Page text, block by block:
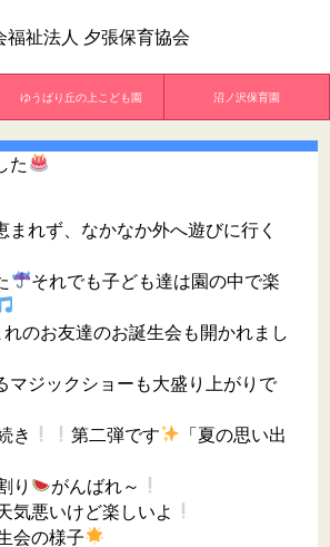
福祉法人 夕張保育協会
ゆうばり丘の上こども園 沼ノ沢保育園
た
まれず、なかなか外へ遊びに行く
それでも子ども達は園の中で楽
のお友達のお誕生会も開かれまし
マジックショーも大盛り上がりで
き 第二弾です
「夏の思い出
り
がんばれ～
気悪いけど楽しいよ
会の様子